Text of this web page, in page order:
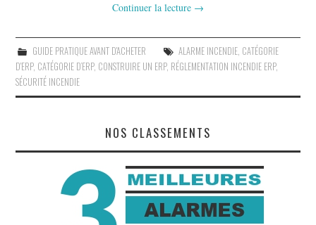
Continuer la lecture →
GUIDE PRATIQUE AVANT D'ACHETER ALARME INCENDIE, CATÉGORIE
D'ERP, CATÉGORIE D’ERP, CONSTRUIRE UN ERP, RÉGLEMENTATION INCENDIE ERP,
SÉCURITÉ INCENDIE
NOS CLASSEMENTS